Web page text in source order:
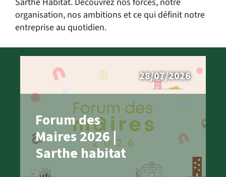
organisation, nos ambitions et ce qui définit notre
entreprise au quotidien.
28/07/2026
Forum des
Maires 2026 |
Sarthe habitat